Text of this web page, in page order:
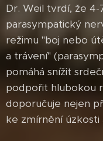
Dr. Weil tvrdí, že 4-
parasympatický
režimu "boj nebo
a trávení"
pomáhá snížit
podpořit hlubokou
doporučuje nejen
ke zmírnění úzkosti